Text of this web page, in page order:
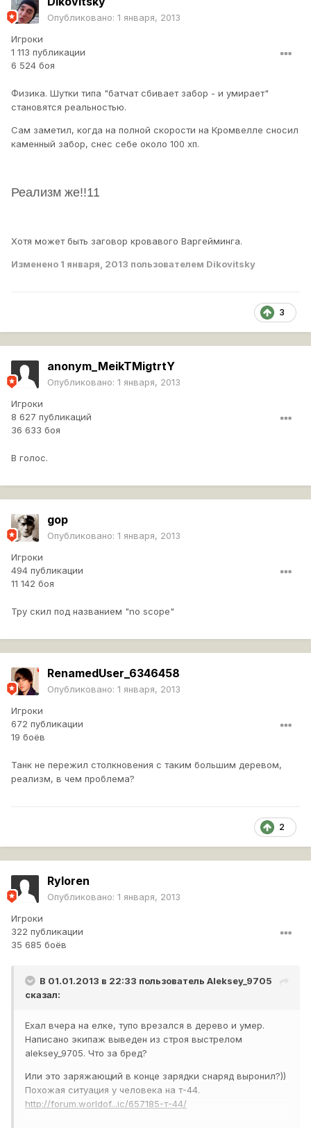
Опубликовано: 1 января, 2013
Игроки
1 113 публикации
6 524 боя
Физика. Шутки типа "батчат сбивает забор - и умирает"
становятся реальностью.
Сам заметил, когда на полной скорости на Кромвелле сносил
каменный забор, снес себе около 100 хп.
Реализм же!!11
Хотя может быть заговор кровавого Варгейминга.
Изменено 1 января, 2013 пользователем Dikovitsky
3
anonym_MeikTMigtrtY
Опубликовано: 1 января, 2013
Игроки
8 627 публикаций
36 633 боя
В голос.
gop
Опубликовано: 1 января, 2013
Игроки
494 публикации
11 142 боя
Тру скил под названием "no scope"
RenamedUser_6346458
Опубликовано: 1 января, 2013
Игроки
672 публикации
19 боёв
Танк не пережил столкновения с таким большим деревом,
реализм, в чем проблема?
2
Ryloren
Опубликовано: 1 января, 2013
Игроки
322 публикации
35 685 боёв
В 01.01.2013 в 22:33 пользователь Aleksey_9705
сказал:
Ехал вчера на елке, тупо врезался в дерево и умер.
Написано экипаж выведен из строя выстрелом
aleksey_9705. Что за бред?
Или это заряжающий в конце зарядки снаряд выронил?))
Похожая ситуация у человека на т-44.
http://forum.worldof...ic/657185-т-44/